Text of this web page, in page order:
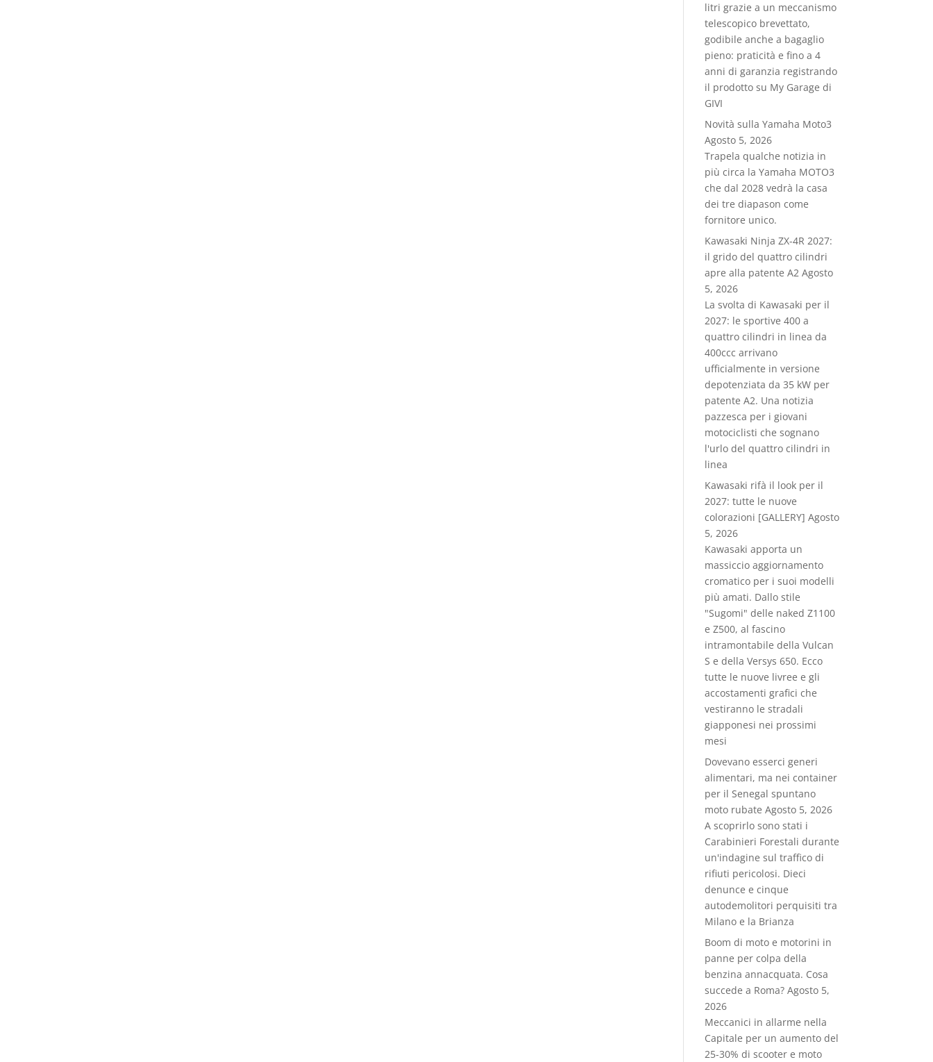
litri grazie a un meccanismo
telescopico brevettato,
godibile anche a bagaglio
pieno: praticità e fino a 4
anni di garanzia registrando
il prodotto su My Garage di
GIVI
Novità sulla Yamaha Moto3
Agosto 5, 2026
Trapela qualche notizia in
più circa la Yamaha MOTO3
che dal 2028 vedrà la casa
dei tre diapason come
fornitore unico.
Kawasaki Ninja ZX-4R 2027:
il grido del quattro cilindri
apre alla patente A2 Agosto
5, 2026
La svolta di Kawasaki per il
2027: le sportive 400 a
quattro cilindri in linea da
400ccc arrivano
ufficialmente in versione
depotenziata da 35 kW per
patente A2. Una notizia
pazzesca per i giovani
motociclisti che sognano
l'urlo del quattro cilindri in
linea
Kawasaki rifà il look per il
2027: tutte le nuove
colorazioni [GALLERY] Agosto
5, 2026
Kawasaki apporta un
massiccio aggiornamento
cromatico per i suoi modelli
più amati. Dallo stile
"Sugomi" delle naked Z1100
e Z500, al fascino
intramontabile della Vulcan
S e della Versys 650. Ecco
tutte le nuove livree e gli
accostamenti grafici che
vestiranno le stradali
giapponesi nei prossimi
mesi
Dovevano esserci generi
alimentari, ma nei container
per il Senegal spuntano
moto rubate Agosto 5, 2026
A scoprirlo sono stati i
Carabinieri Forestali durante
un'indagine sul traffico di
rifiuti pericolosi. Dieci
denunce e cinque
autodemolitori perquisiti tra
Milano e la Brianza
Boom di moto e motorini in
panne per colpa della
benzina annacquata. Cosa
succede a Roma? Agosto 5,
2026
Meccanici in allarme nella
Capitale per un aumento del
25-30% di scooter e moto